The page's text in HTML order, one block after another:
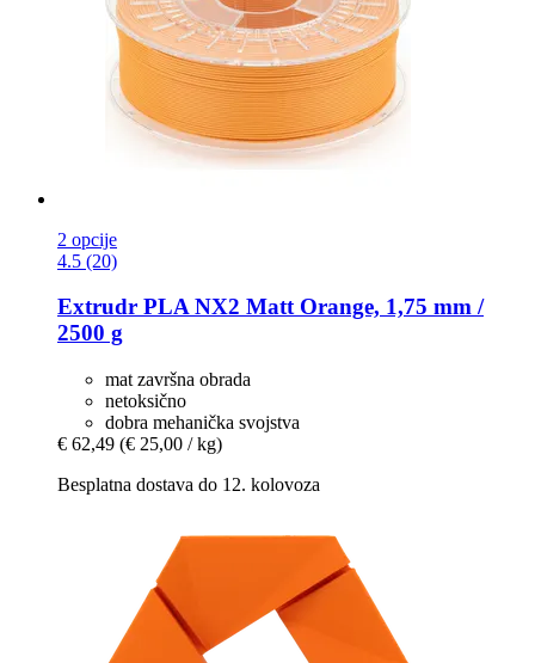
2 opcije
4.5 (20)
Extrudr PLA NX2 Matt Orange, 1,75 mm /
2500 g
mat završna obrada
netoksično
dobra mehanička svojstva
€ 62,49 (€ 25,00 / kg)
Besplatna dostava do 12. kolovoza